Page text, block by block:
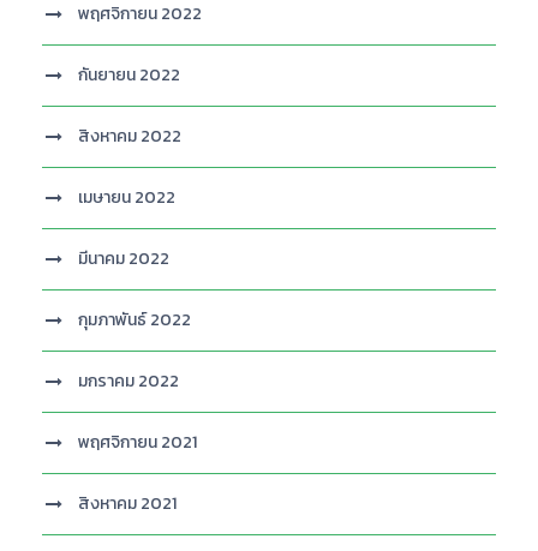
พฤศจิกายน 2022
กันยายน 2022
สิงหาคม 2022
เมษายน 2022
มีนาคม 2022
กุมภาพันธ์ 2022
มกราคม 2022
พฤศจิกายน 2021
สิงหาคม 2021